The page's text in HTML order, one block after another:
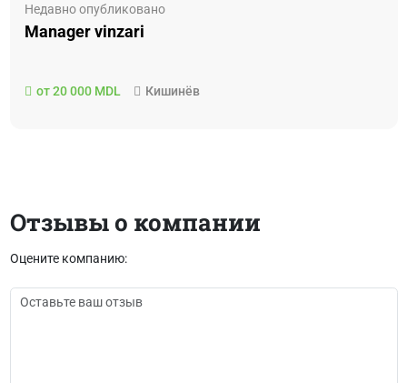
Недавно опубликовано
Manager vinzari
от 20 000 MDL Кишинёв
Отзывы о компании
Оцените компанию: